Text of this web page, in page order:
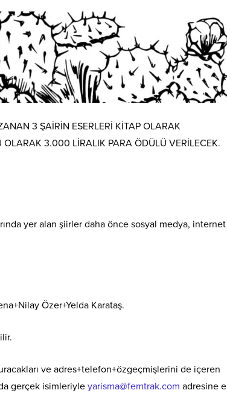
3 ŞAİRİN ESERLERİ KİTAP OLARAK
OLARAK 3.000 LİRALIK PARA ÖDÜLÜ VERİLECEK.
yer alan şiirler daha önce sosyal medya, internet
Özer+Yelda Karataş.
ve adres+telefon+özgeçmişlerini de içeren
gerçek isimleriyle yarisma@femtrak.com adresine e